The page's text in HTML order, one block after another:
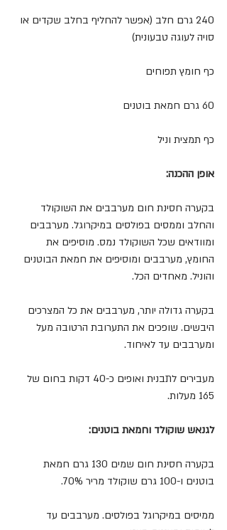
240 גרם חלב (אפשר להחליף בחלב שקדים או
סויה לעוגה טבעונית)
כף חומץ תפוחים
60 גרם חמאת בוטנים
כף תמצית וניל
אופן ההכנה:
בקערה חסינת חום מערבבים את השוקולד
והחלב וממסים בפולסים במיקרוגל. מערבבים
ומוודאים שכל השוקולד נמס. מוסיפים את
החומץ, מערבבים ומוסיפים את חמאת הבוטנים
והוניל. מאחדים הכל.
בקערה גדולה יותר, מערבבים את כל המצרכים
היבשים. שופכים את התערובת הרטובה מעל
ומערבבים עד לאיחוד.
מעבירים לתבנית ואופים כ-40 דקות בחום של
165 מעלות.
לגנאש שוקולד וחמאת בוטנים:
בקערה חסינת חום שמים 130 גרם חמאת
בוטנים ו-100 גרם שוקולד מריר 70%.
ממיסים במיקרוגל בפולסים. מערבבים עד